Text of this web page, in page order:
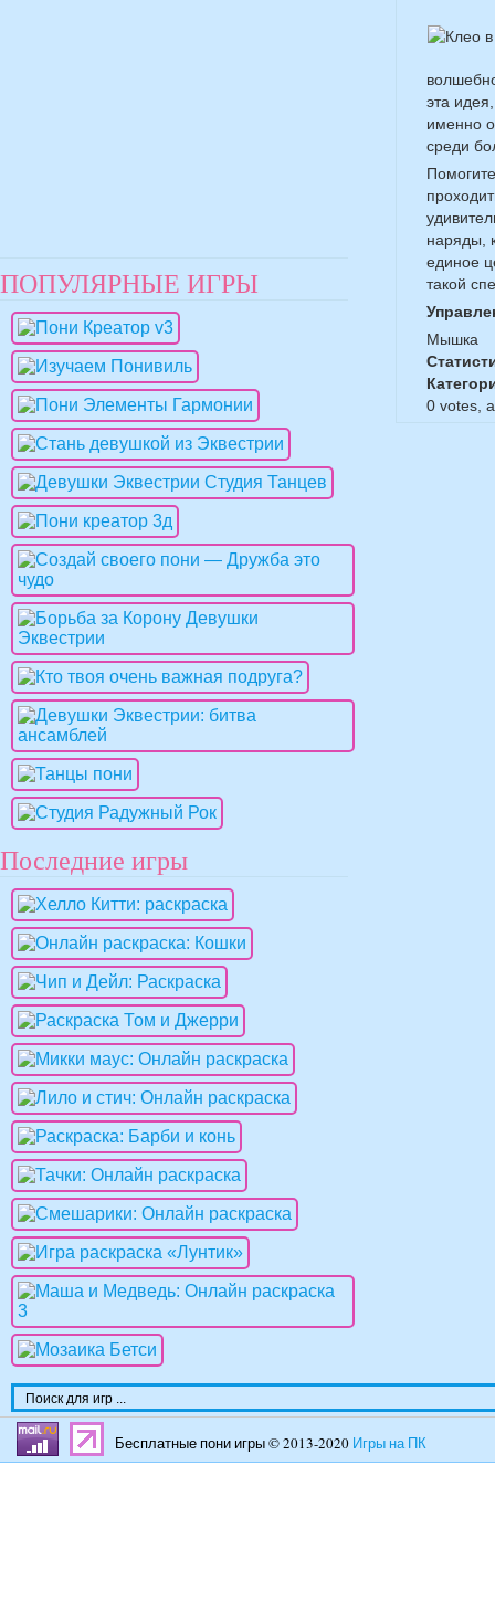
эта
именно
среди
наряды,
единое
такой
Мышка
0 votes,
ПОПУЛЯРНЫЕ ИГРЫ
Последние игры
Бесплатные пони игры © 2013-2020 Игры на ПК